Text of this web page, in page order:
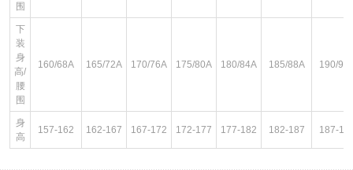
围
下
装
身
高/
腰
围
160/68A 165/72A 170/76A 175/80A 180/84A 185/88A 190/
身
高
157-162 162-167 167-172 172-177 177-182 182-187 187-